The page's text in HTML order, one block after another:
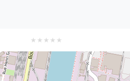
★ ★ ★ ★ ★